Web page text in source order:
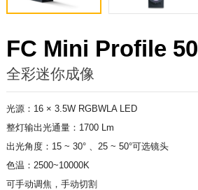
FC Mini Profile 50
全彩迷你成像
光源：16 × 3.5W RGBWLA LED
整灯输出光通量：1700 Lm
出光角度：15 ~ 30° 、25 ~ 50°可选镜头
色温：2500~10000K
可手动调焦，手动切割